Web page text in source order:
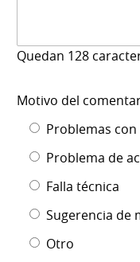
Quedan 128
Motivo del
Problemas
Problema de
Falla técnica
Sugerencia de
Otro